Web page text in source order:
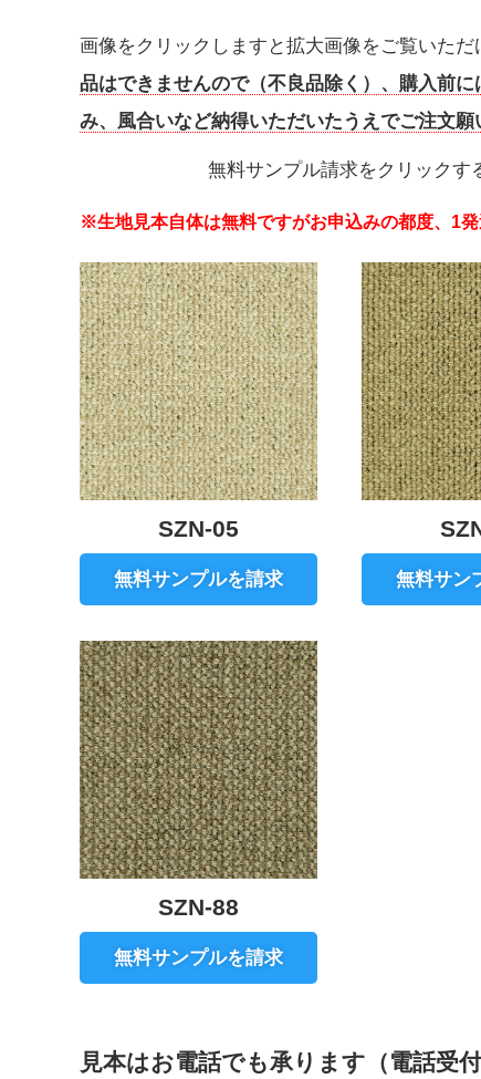
画像をクリックしますと拡大画像をご覧いた
品はできませんので（不良品除く）、購入前
み、風合いなど納得いただいたうえでご注文願
無料サンプル請求をクリックす
※生地見本自体は無料ですがお申込みの都度、1
SZN-05
無料サンプルを請求 無料サン
SZN-88
無料サンプルを請求
見本はお電話でも承ります（電話受